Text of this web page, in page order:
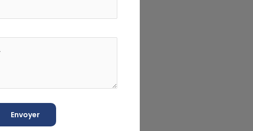
Envoyer